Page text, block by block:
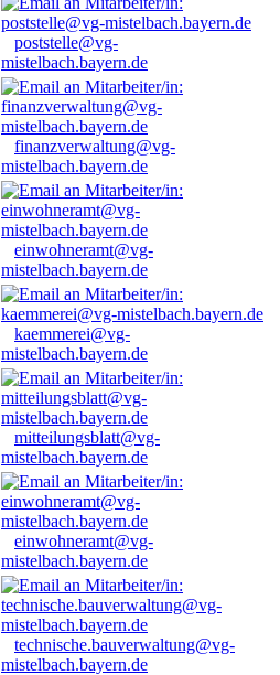
poststelle@vg-
mistelbach.bayern.de
finanzverwaltung@vg-
mistelbach.bayern.de
einwohneramt@vg-
mistelbach.bayern.de
kaemmerei@vg-
mistelbach.bayern.de
mitteilungsblatt@vg-
mistelbach.bayern.de
einwohneramt@vg-
mistelbach.bayern.de
technische.bauverwaltung@vg-
mistelbach.bayern.de